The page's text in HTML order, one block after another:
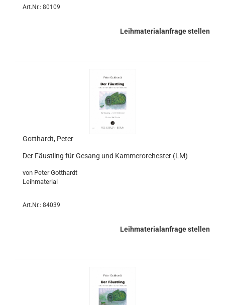
Art.Nr.: 80109
Leihmaterialanfrage stellen
Gotthardt, Peter
Der Fäustling für Gesang und Kammerorchester (LM)
von Peter Gotthardt
Leihmaterial
Art.Nr.: 84039
Leihmaterialanfrage stellen